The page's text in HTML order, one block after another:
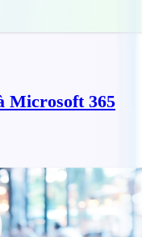
Microsoft 365